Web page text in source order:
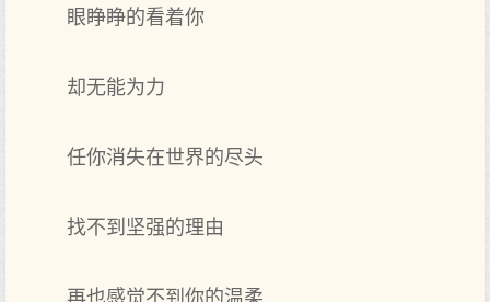
眼睁睁的看着你
却无能为力
任你消失在世界的尽头
找不到坚强的理由
再也感觉不到你的温柔